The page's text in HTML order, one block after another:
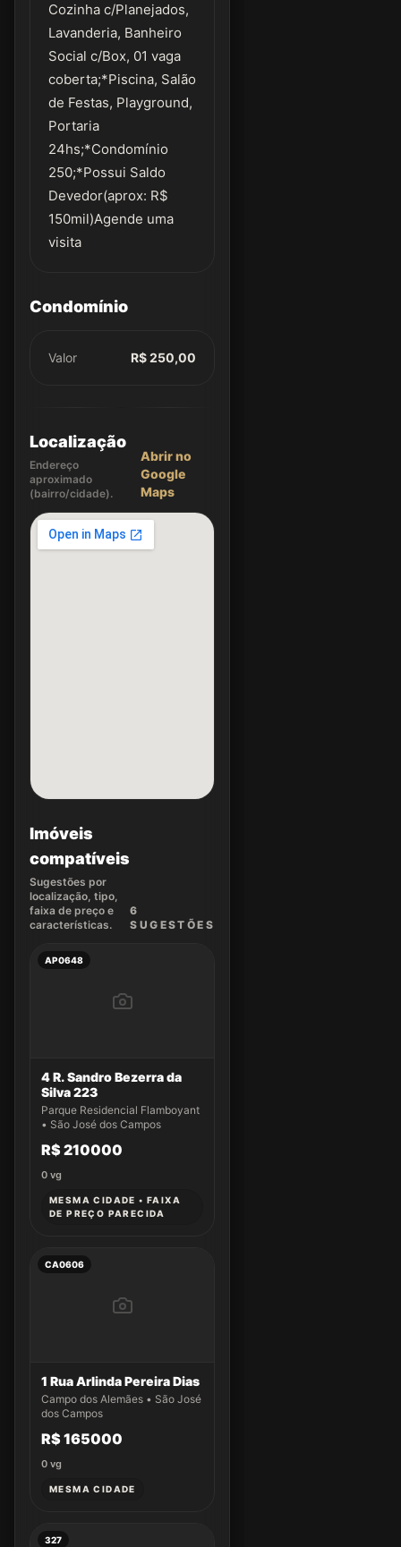
Cozinha c/Planejados,
Lavanderia, Banheiro
Social c/Box, 01 vaga
coberta;*Piscina, Salão
de Festas, Playground,
Portaria
24hs;*Condomínio
250;*Possui Saldo
Devedor(aprox: R$
150mil)Agende uma
visita
Condomínio
Valor R$ 250,00
Localização
Endereço
aproximado
(bairro/cidade).
Abrir no
Google
Maps
Imóveis
compatíveis
Sugestões por
localização, tipo,
faixa de preço e
características.
6
SUGEST ÕES
AP0648
4 R. Sandro Bezerra da
Silva 223
Parque Residencial Flamboyant
• São José dos Campos
R$ 210000
0 vg
MESMA CIDADE • FAIXA
DE PREÇO PARECIDA
CA0606
1 Rua Arlinda Pereira Dias
Campo dos Alemães • São José
dos Campos
R$ 165000
0 vg
MESMA CIDADE
327